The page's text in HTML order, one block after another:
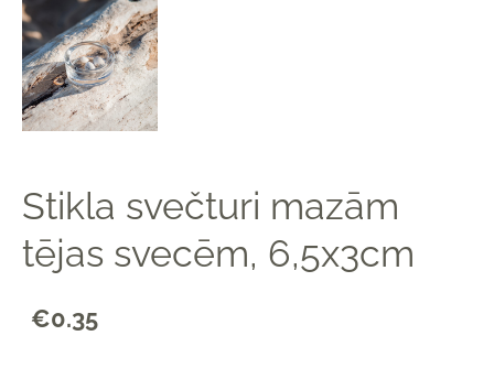
Stikla svečturi mazām
tējas svecēm, 6,5x3cm
€0.35